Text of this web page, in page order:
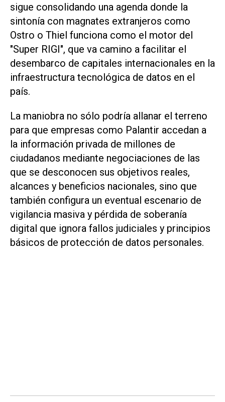
sigue consolidando una agenda donde la
sintonía con magnates extranjeros como
Ostro o Thiel funciona como el motor del
"Super RIGI", que va camino a facilitar el
desembarco de capitales internacionales en la
infraestructura tecnológica de datos en el
país.
La maniobra no sólo podría allanar el terreno
para que empresas como Palantir accedan a
la información privada de millones de
ciudadanos mediante negociaciones de las
que se desconocen sus objetivos reales,
alcances y beneficios nacionales, sino que
también configura un eventual escenario de
vigilancia masiva y pérdida de soberanía
digital que ignora fallos judiciales y principios
básicos de protección de datos personales.